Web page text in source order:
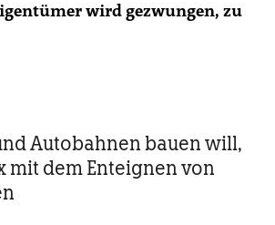
wird gezwungen, zu
Autobahnen bauen will,
mit dem Enteignen von